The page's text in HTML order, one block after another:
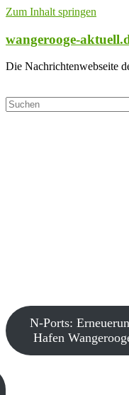
Zum Inhalt springen
wangerooge-
Die Nachrichtenwebseite
N-Ports:
Hafen